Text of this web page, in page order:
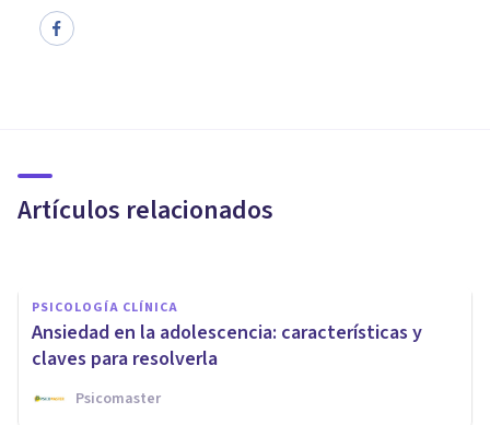
Artículos relacionados
causas, síntomas y tratamiento
PSICOLOGÍA CLÍNICA
Ansiedad en la adolescencia: características y
claves para resolverla
Psicomaster